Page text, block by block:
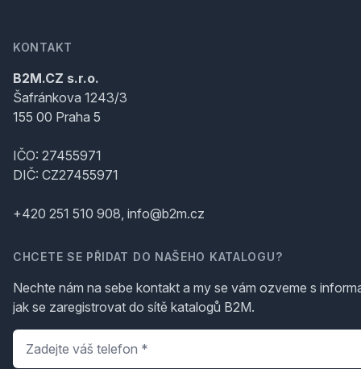
KONTAKT
B2M.CZ s.r.o.
Šafránkova 1243/3
155 00 Praha 5
IČO: 27455971
DIČ: CZ27455971
+420 251 510 908, info@b2m.cz
CHCETE SE PŘIDAT DO NAŠEHO KATALOGU?
Nechte nám na sebe kontakt a my se vám ozveme s
jak se zaregistrovat do sítě katalogů B2M.
Telefon